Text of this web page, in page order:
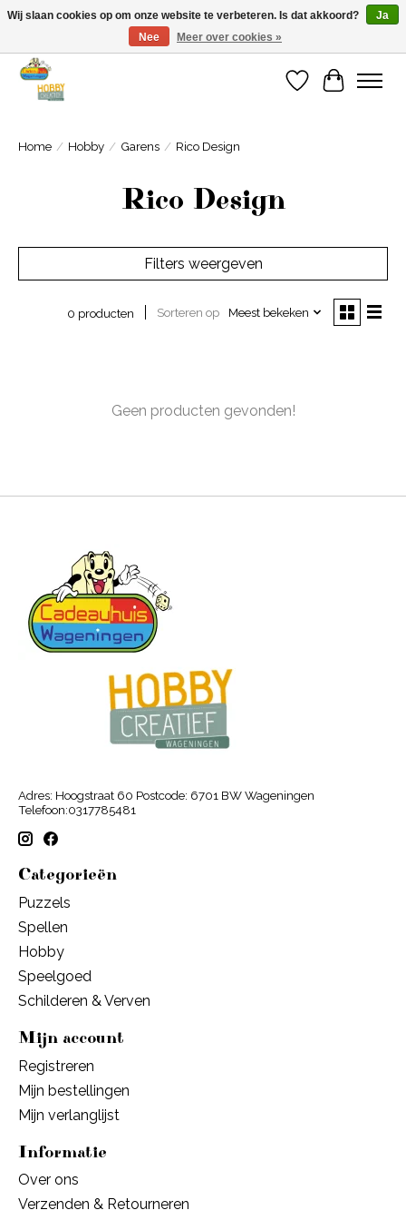
Welkom bij Cadeauhuis Wageningen
Verlanglijst
Home / Hobby / Garens / Rico Design
Rico Design
Filters weergeven
0 producten Sorteren op Meest bekeken
Geen producten gevonden!
Adres: Hoogstraat 60 Postcode: 6701 BW Wageningen
Telefoon:0317785481
Categorieën
Puzzels
Spellen
Hobby
Speelgoed
Schilderen & Verven
Mijn account
Registreren
Mijn bestellingen
Mijn verlanglijst
Informatie
Over ons
Verzenden & Retourneren
Wij slaan cookies op om onze website te verbeteren. Is dat akkoord?
Ja
Nee
Meer over cookies »